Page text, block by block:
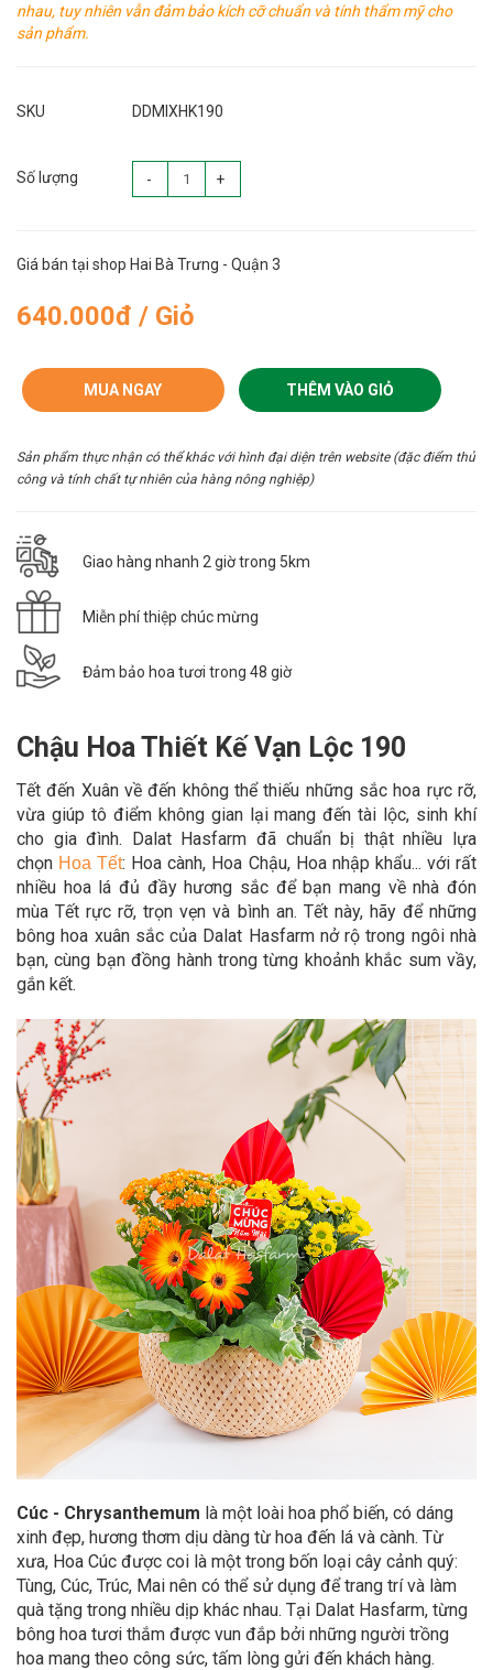
nhau, tuy nhiên vẫn đảm bảo kích cỡ chuẩn và tính thẩm mỹ cho
sản phẩm.
SKU DDMIXHK190
Số lượng - +
Giá bán tại shop Hai Bà Trưng - Quận 3
640.000đ / Giỏ
MUA NGAY THÊM VÀO GIỎ
Sản phẩm thực nhận có thể khác với hình đại diện trên website (đặc điểm thủ
công và tính chất tự nhiên của hàng nông nghiệp)
Giao hàng nhanh 2 giờ trong 5km
Miễn phí thiệp chúc mừng
Đảm bảo hoa tươi trong 48 giờ
Chậu Hoa Thiết Kế Vạn Lộc 190
Tết đến Xuân về đến không thể thiếu những sắc hoa rực rỡ,
vừa giúp tô điểm không gian lại mang đến tài lộc, sinh khí
cho gia đình. Dalat Hasfarm đã chuẩn bị thật nhiều lựa
chọn Hoa Tết: Hoa cành, Hoa Chậu, Hoa nhập khẩu... với rất
nhiều hoa lá đủ đầy hương sắc để bạn mang về nhà đón
mùa Tết rực rỡ, trọn vẹn và bình an. Tết này, hãy để những
bông hoa xuân sắc của Dalat Hasfarm nở rộ trong ngôi nhà
bạn, cùng bạn đồng hành trong từng khoảnh khắc sum vầy,
gắn kết.
Cúc - Chrysanthemum là một loài hoa phổ biến, có dáng
xinh đẹp, hương thơm dịu dàng từ hoa đến lá và cành. Từ
xưa, Hoa Cúc được coi là một trong bốn loại cây cảnh quý:
Tùng, Cúc, Trúc, Mai nên có thể sử dụng để trang trí và làm
quà tặng trong nhiều dịp khác nhau. Tại Dalat Hasfarm, từng
bông hoa tươi thắm được vun đắp bởi những người trồng
hoa mang theo công sức, tấm lòng gửi đến khách hàng.